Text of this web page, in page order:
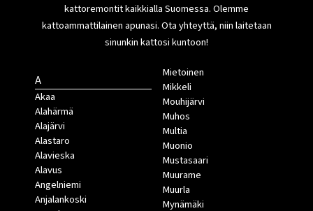
kattoremontit kaikkialla Suomessa. Olemme
kattoammattilainen apunasi. Ota yhteyttä, niin laitetaan
sinunkin kattosi kuntoon!
A
Akaa
Alahärmä
Alajärvi
Alastaro
Alavieska
Alavus
Angelniemi
Anjalankoski
Mietoinen
Mikkeli
Mouhijärvi
Muhos
Multia
Muonio
Mustasaari
Muurame
Muurla
Mynämäki